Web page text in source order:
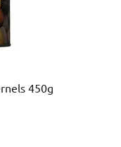
450g